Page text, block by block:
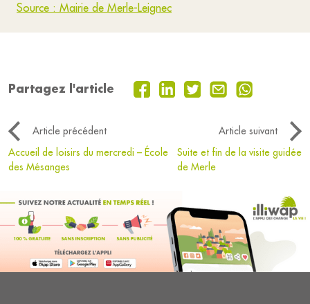
Source : Mairie de Merle-Leignec
Partagez l'article
Article précédent
Article suivant
Accueil de loisirs du mercredi – École
des Mésanges
Suite et fin de la visite guidée
de Merle